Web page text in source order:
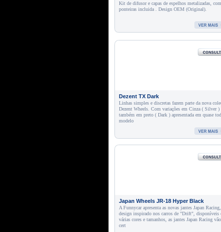
Kit de difusor e capas de espelhos metalizadas, com
ponteiras incluida . Design OEM (Original).
Dezent TX Dark
Linhas simples e discretas fazem parte da nova
Dezent Wheels. Com variações em Cinza ( Silver )
também em preto ( Dark ) apresentada em quase
modelo
Japan Wheels JR-18 Hyper Black
A Funnycar apresenta as novas jantes Japan
design inspirado nos carros de "Drift", disponíveis
várias cores e tamanhos, as jantes Japan Racing
cert